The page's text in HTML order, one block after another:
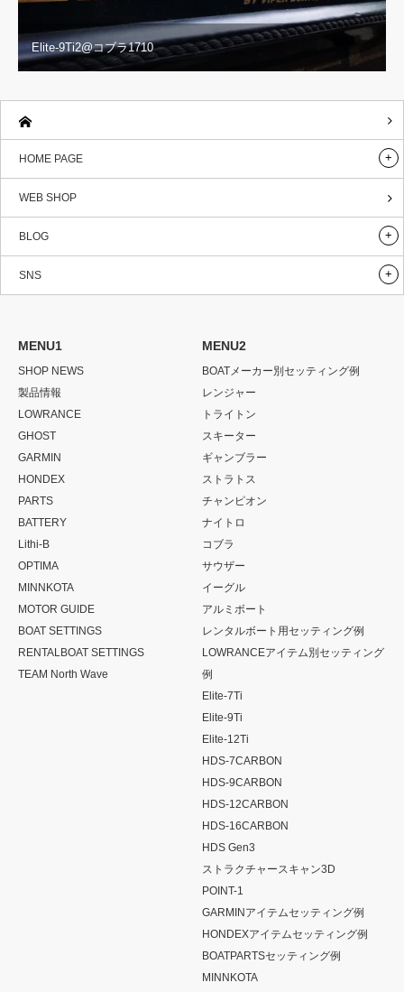
Elite-9Ti2@コブラ1710
HOME PAGE
WEB SHOP
BLOG
SNS
MENU1
SHOP NEWS
製品情報
LOWRANCE
GHOST
GARMIN
HONDEX
PARTS
BATTERY
Lithi-B
OPTIMA
MINNKOTA
MOTOR GUIDE
BOAT SETTINGS
RENTALBOAT SETTINGS
TEAM North Wave
MENU2
BOATメーカー別セッティング例
レンジャー
トライトン
スキーター
ギャンブラー
ストラトス
チャンピオン
ナイトロ
コブラ
サウザー
イーグル
アルミボート
レンタルボート用セッティング例
LOWRANCEアイテム別セッティング
例
Elite-7Ti
Elite-9Ti
Elite-12Ti
HDS-7CARBON
HDS-9CARBON
HDS-12CARBON
HDS-16CARBON
HDS Gen3
ストラクチャースキャン3D
POINT-1
GARMINアイテムセッティング例
HONDEXアイテムセッティング例
BOATPARTSセッティング例
MINNKOTA